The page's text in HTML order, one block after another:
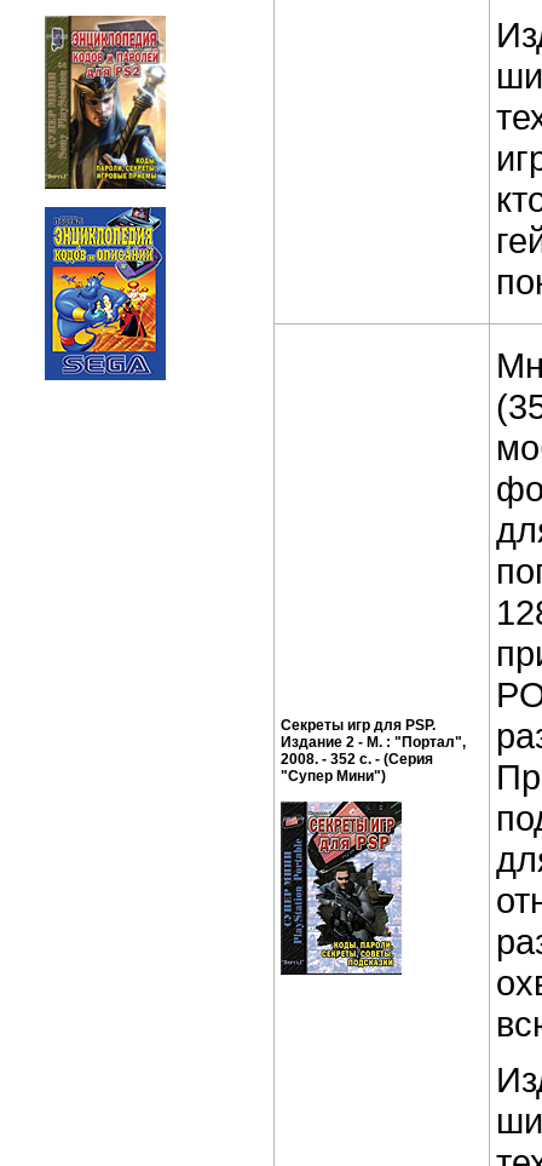
Секреты игр для PSP.
Издание 2 - М. : "Портал",
2008. - 352 с. - (Серия
"Супер Мини")